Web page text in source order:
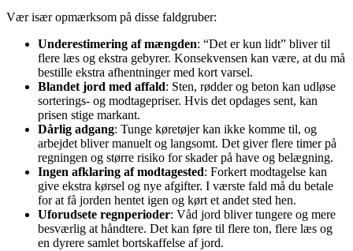
Vær især opmærksom på disse faldgruber:
Underestimering af mængden: “Det er kun lidt” bliver til
flere læs og ekstra gebyrer. Konsekvensen kan være, at du må
bestille ekstra afhentninger med kort varsel.
Blandet jord med affald: Sten, rødder og beton kan udløse
sorterings- og modtagepriser. Hvis det opdages sent, kan
prisen stige markant.
Dårlig adgang: Tunge køretøjer kan ikke komme til, og
arbejdet bliver manuelt og langsomt. Det giver flere timer på
regningen og større risiko for skader på have og belægning.
Ingen afklaring af modtagested: Forkert modtagelse kan
give ekstra kørsel og nye afgifter. I værste fald må du betale
for at få jorden hentet igen og kørt et andet sted hen.
Uforudsete regnperioder: Våd jord bliver tungere og mere
besværlig at håndtere. Det kan føre til flere ton, flere læs og
en dyrere samlet bortskaffelse af jord.